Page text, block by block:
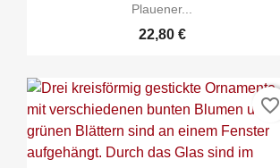
Plauener...
22,80 €
favorite_border